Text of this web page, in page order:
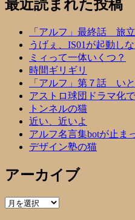
最近読まれた投稿
「アルフ」最終話 旅
うげぇ、IS01が起動し
ミィって一体いくつ？
時間ギリギリ
「アルフ」第７話 い
アストロ球団ドラマ化
トンネルの猫
近い、近いよ
アルフ名言集botが止ま
デザイン塾の猫
アーカイブ
ア